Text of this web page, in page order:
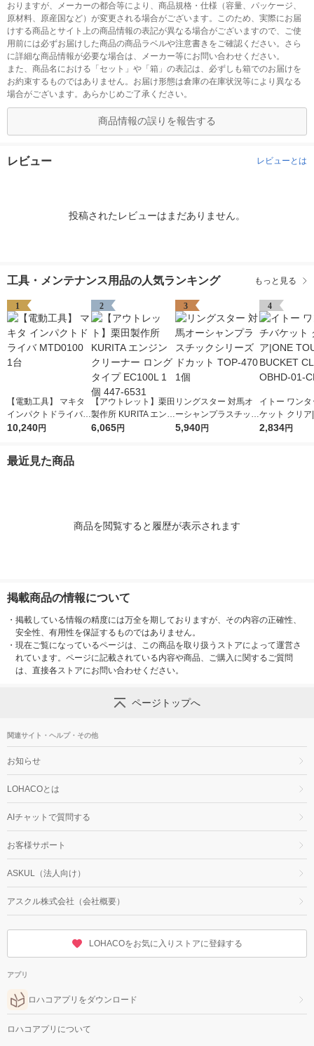
おりますが、メーカーの都合等により、商品規格・仕様（容量、パッケージ、
原材料、原産国など）が変更される場合がございます。このため、実際にお届
けする商品とサイト上の商品情報の表記が異なる場合がございますので、ご使
用前には必ずお届けした商品の商品ラベルや注意書きをご確認ください。さら
に詳細な商品情報が必要な場合は、メーカー等にお問い合わせください。
また、商品名における「セット」や「箱」の表記は、必ずしも箱でのお届けを
お約束するものではありません。お届け形態は倉庫の在庫状況等により異なる
場合がございます。あらかじめご了承ください。
商品情報の誤りを報告する
レビュー レビューとは
投稿されたレビューはまだありません。
工具・メンテナンス用品の人気ランキング もっと見る
1
【電動工具】 マキタ
インパクトドライバ
MTD0100 1台
10,240円
2
【アウトレット】栗田
製作所 KURITA エンジ
ンクリーナー ロング
6,065円
3
リングスター 対馬オ
ーシャンプラスチック
シリーズ ドカット TO
5,940円
4
イトー ワン
ケット クリア
OUCH
2,834円
最近見た商品
商品を閲覧すると履歴が表示されます
掲載商品の情報について
・ 掲載している情報の精度には万全を期しておりますが、その内容の正確性、
安全性、有用性を保証するものではありません。
・ 現在ご覧になっているページは、この商品を取り扱うストアによって運営さ
れています。ページに記載されている内容や商品、ご購入に関するご質問
は、直接各ストアにお問い合わせください。
ページトップへ
関連サイト・ヘルプ・その他
お知らせ
LOHACOとは
AIチャットで質問する
お客様サポート
ASKUL（法人向け）
アスクル株式会社（会社概要）
LOHACOをお気に入りストアに登録する
アプリ
ロハコアプリをダウンロード
ロハコアプリについて